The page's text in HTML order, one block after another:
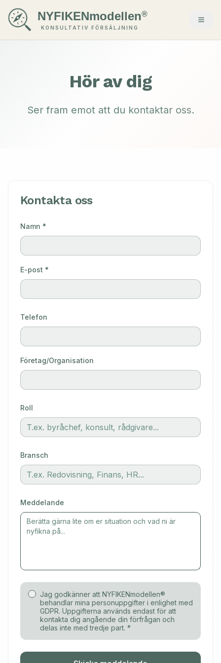
NYFIKENmodellen®
KONSULTATIV FÖRSÄLJNING
Hör av dig
Ser fram emot att du kontaktar oss.
Kontakta oss
Namn *
E-post *
Telefon
Företag/Organisation
Roll
Bransch
Meddelande
Jag godkänner att NYFIKENmodellen®
behandlar mina personuppgifter i enlighet med
GDPR. Uppgifterna används endast för att
kontakta dig angående din förfrågan och
delas inte med tredje part. *